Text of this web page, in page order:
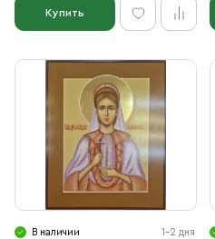
Купить
В наличии 1-2 дня